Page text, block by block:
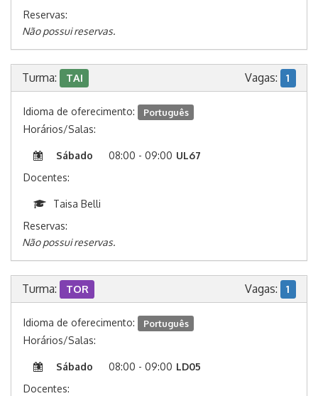
Reservas:
Não possui reservas.
Turma: TAI Vagas: 1
Idioma de oferecimento: Português
Horários/Salas:
Sábado 08:00 - 09:00 UL67
Docentes:
Taisa Belli
Reservas:
Não possui reservas.
Turma: TOR Vagas: 1
Idioma de oferecimento: Português
Horários/Salas:
Sábado 08:00 - 09:00 LD05
Docentes: